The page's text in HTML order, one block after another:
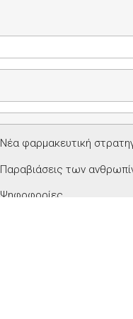
Νέα φαρμακευτική
Παραβιάσεις των
Ψηφοφορίες